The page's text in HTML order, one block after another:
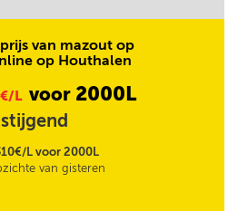
van mazout op
op Houthalen
€/L voor 2000L
stijgend
L voor 2000L
van gisteren